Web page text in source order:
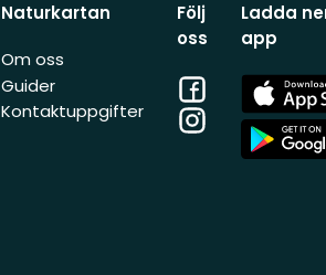
Naturkartan
Om oss
Guider
Kontaktuppgifter
Följ
oss
Facebook
Instagram
Ladda
app
App
Store
App
Store